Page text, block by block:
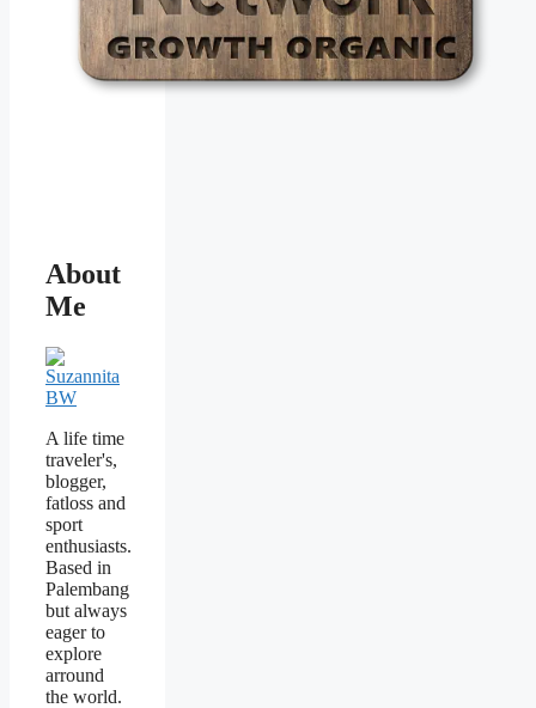
About
Me
A life time
traveler's,
blogger,
fatloss and
sport
enthusiasts.
Based in
Palembang
but always
eager to
explore
arround
the world.